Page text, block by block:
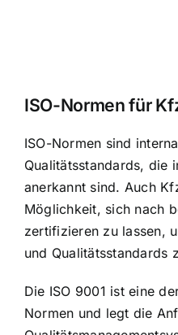
ISO-Normen für
ISO-Normen sind
Qualitätsstandards, die
anerkannt sind. Auch
Möglichkeit, sich nach
zertifizieren zu lassen,
und Qualitätsstandards
Die ISO 9001 ist eine
Normen und legt die